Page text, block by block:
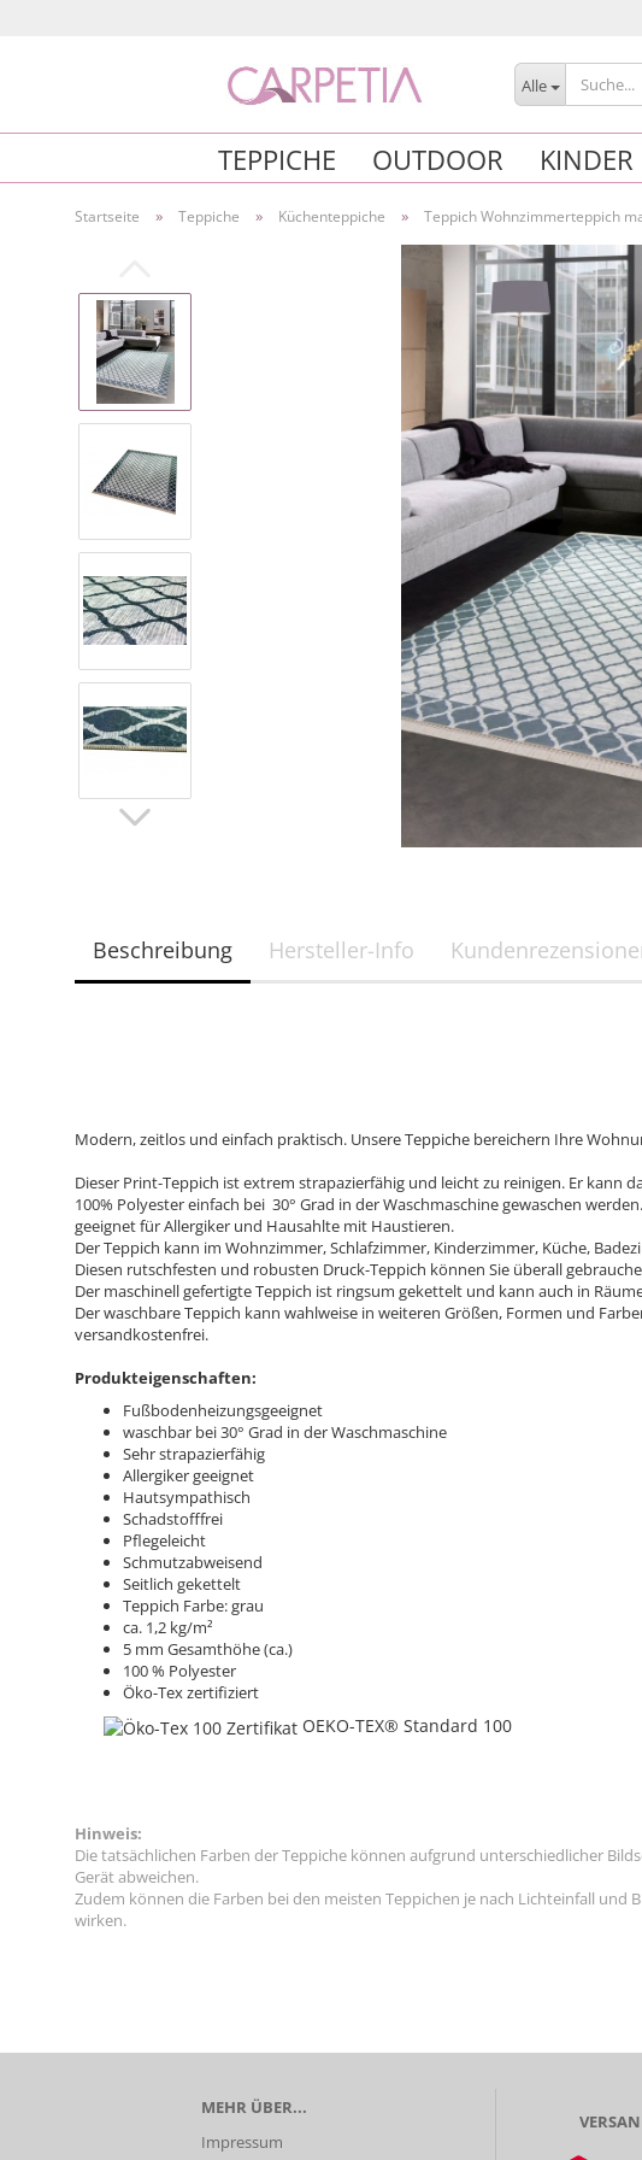
Alle
TEPPICHE OUTDOOR KINDER
Startseite » Teppiche » Küchenteppiche » Teppich Wohnzimmerteppich
Beschreibung Hersteller-Info
Modern, zeitlos und einfach praktisch. Unsere Teppiche bereichern Ihre
Dieser Print-Teppich ist extrem strapazierfähig und leicht zu reinigen. Er kann
100% Polyester einfach bei 30° Grad in der Waschmaschine gewaschen
geeignet für Allergiker und Hausahlte mit Haustieren.
Der Teppich kann im Wohnzimmer, Schlafzimmer, Kinderzimmer, Küche,
Diesen rutschfesten und robusten Druck-Teppich können Sie überall
Der maschinell gefertigte Teppich ist ringsum gekettelt und kann auch in
Der waschbare Teppich kann wahlweise in weiteren Größen, Formen und
versandkostenfrei.
Produkteigenschaften:
Fußbodenheizungsgeeignet
waschbar bei 30° Grad in der Waschmaschine
Sehr strapazierfähig
Allergiker geeignet
Hautsympathisch
Schadstofffrei
Pflegeleicht
Schmutzabweisend
Seitlich gekettelt
Teppich Farbe: grau
ca. 1,2 kg/m²
5 mm Gesamthöhe (ca.)
100 % Polyester
Öko-Tex zertifiziert
OEKO-TEX® Standard 100
Hinweis:
Die tatsächlichen Farben der Teppiche können aufgrund unterschiedlicher
Gerät abweichen.
Zudem können die Farben bei den meisten Teppichen je nach Lichteinfall
wirken.
MEHR ÜBER...
Impressum